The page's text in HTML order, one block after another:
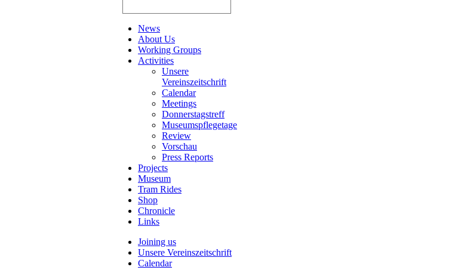
News
About Us
Working Groups
Activities
Unsere
Vereinszeitschrift
Calendar
Meetings
Donnerstagstreff
Museumspflegetage
Review
Vorschau
Press Reports
Projects
Museum
Tram Rides
Shop
Chronicle
Links
Joining us
Unsere Vereinszeitschrift
Calendar